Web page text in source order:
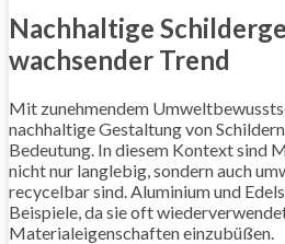
Nachhaltige
wachsender Trend
Mit zunehmendem
nachhaltige Gestaltung von
Bedeutung. In diesem Kontext sind
nicht nur langlebig, sondern auch
recycelbar sind. Aluminium und
Beispiele, da sie oft
Materialeigenschaften einzubüßen.